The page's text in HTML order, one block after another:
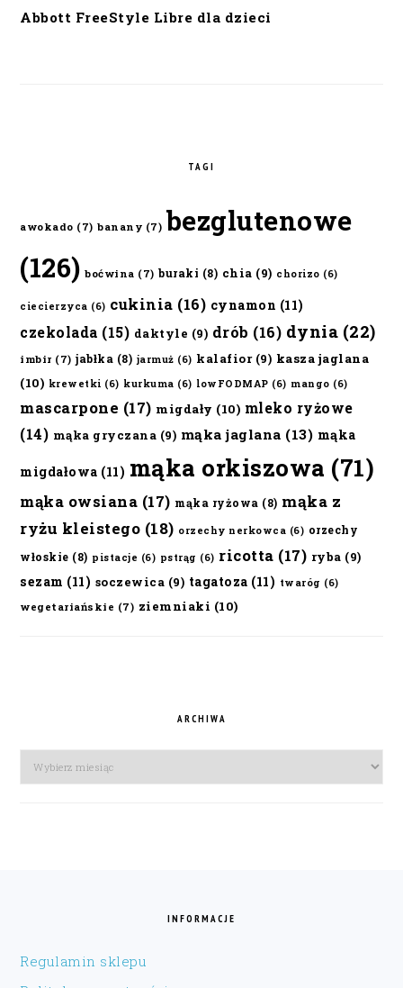
Abbott FreeStyle Libre dla dzieci
TAGI
awokado (7) banany (7) bezglutenowe
(126) boćwina (7) buraki (8) chia (9) chorizo (6)
ciecierzyca (6) cukinia (16) cynamon (11)
czekolada (15) daktyle (9) drób (16) dynia (22)
imbir (7) jabłka (8) jarmuż (6) kalafior(9) kasza jaglana
(10) krewetki (6) kurkuma (6) lowFODMAP (6) mango (6)
mascarpone (17) migdały (10) mleko ryżowe
(14) mąka gryczana (9) mąka jaglana (13) mąka
migdałowa (11) mąka orkiszowa (71)
mąka owsiana (17) mąka ryżowa (8) mąka z
ryżu kleistego (18) orzechy nerkowca (6) orzechy
włoskie (8) pistacje (6) pstrąg (6) ricotta (17) ryba (9)
sezam (11) soczewica (9) tagatoza (11) twaróg (6)
wegetariańskie (7) ziemniaki (10)
ARCHIWA
Archiwa
INFORMACJE
Regulamin sklepu